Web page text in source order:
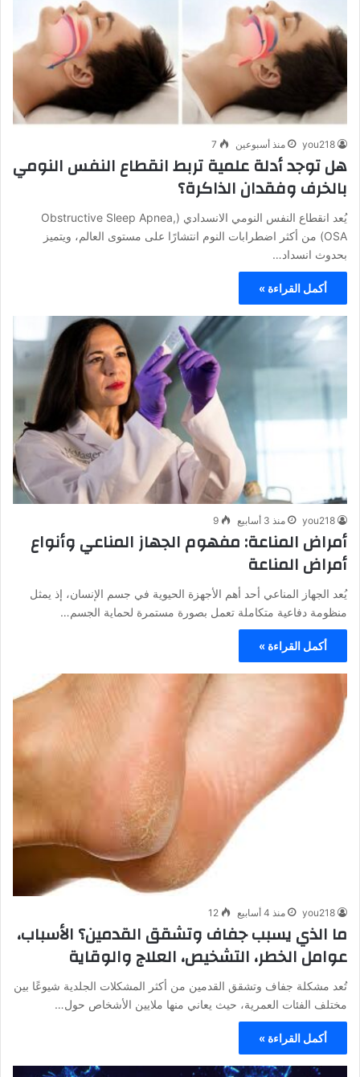
you218 منذ أسبوعين 7
هل توجد أدلة علمية تربط انقطاع النفس النومي
بالخرف وفقدان الذاكرة؟
يُعد انقطاع النفس النومي الانسدادي (Obstructive Sleep Apnea,
OSA) من أكثر اضطرابات النوم انتشارًا على مستوى العالم، ويتميز
بحدوث انسداد…
أكمل القراءة »
you218 منذ 3 أسابيع 9
أمراض المناعة: مفهوم الجهاز المناعي وأنواع
أمراض المناعة
يُعد الجهاز المناعي أحد أهم الأجهزة الحيوية في جسم الإنسان، إذ يمثل
منظومة دفاعية متكاملة تعمل بصورة مستمرة لحماية الجسم…
أكمل القراءة »
you218 منذ 4 أسابيع 12
ما الذي يسبب جفاف وتشقق القدمين؟ الأسباب،
عوامل الخطر، التشخيص، العلاج والوقاية
تُعد مشكلة جفاف وتشقق القدمين من أكثر المشكلات الجلدية شيوعًا بين
مختلف الفئات العمرية، حيث يعاني منها ملايين الأشخاص حول…
أكمل القراءة »